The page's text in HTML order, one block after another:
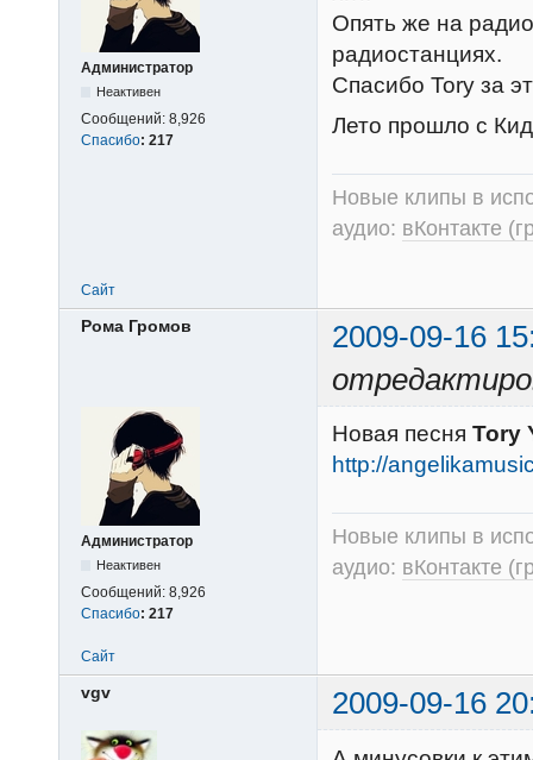
Администратор
Неактивен
Сообщений: 8,926
Спасибо: 217
Опять же на
радиостанциях.
Спасибо Tory за
Лето прошло с
Новые клипы в
аудио: вКонтакте
Сайт
Рома Громов
2009-09-16
Администратор
Неактивен
Сообщений: 8,926
Спасибо: 217
Новая песня Tory
http://
Новые клипы в
аудио: вКонтакте
Сайт
vgv 2009-09-16